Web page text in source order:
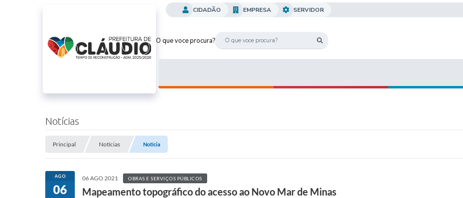
O que voce procura?
CIDADÃO EMPRESA SERVIDOR
Notícias
Principal Notícias Notícia
AGO
06
06 AGO 2021 OBRAS E SERVIÇOS PÚBLICOS
Mapeamento topográfico do acesso ao Novo Mar de Minas